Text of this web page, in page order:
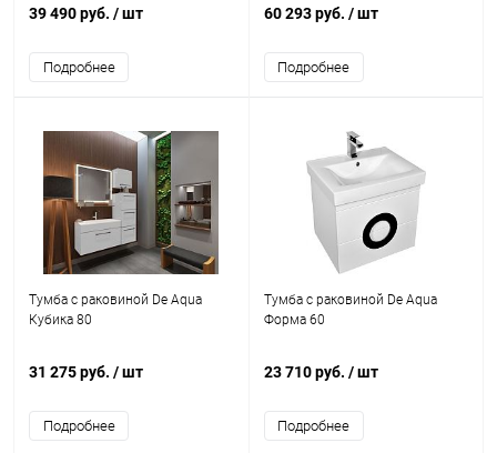
39 490 руб. / шт
Подробнее
60 293 руб. / шт
Подробнее
Тумба с раковиной De Aqua
Кубика 80
31 275 руб. / шт
Подробнее
Тумба с раковиной De Aqua
Форма 60
23 710 руб. / шт
Подробнее